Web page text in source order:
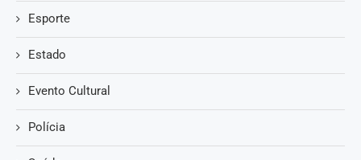
Esporte
Estado
Evento Cultural
Polícia